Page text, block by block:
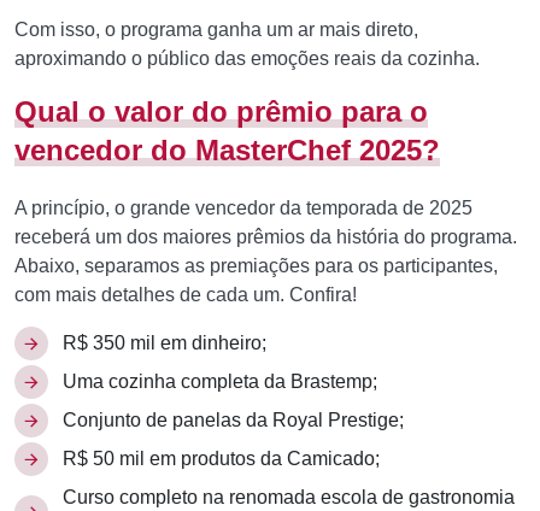
Com isso, o programa ganha um ar mais direto,
aproximando o público das emoções reais da cozinha.
Qual o valor do prêmio para o
vencedor do MasterChef 2025?
A princípio, o grande vencedor da temporada de 2025
receberá um dos maiores prêmios da história do programa.
Abaixo, separamos as premiações para os participantes,
com mais detalhes de cada um. Confira!
R$ 350 mil em dinheiro;
Uma cozinha completa da Brastemp;
Conjunto de panelas da Royal Prestige;
R$ 50 mil em produtos da Camicado;
Curso completo na renomada escola de gastronomia